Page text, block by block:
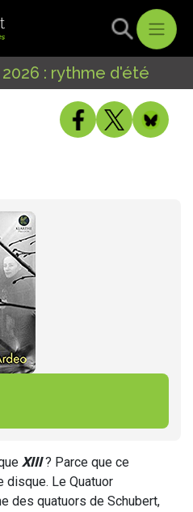
: rythme d'été
XIII? Parce que ce
disque. Le Quatuor
des quatuors de Schubert,